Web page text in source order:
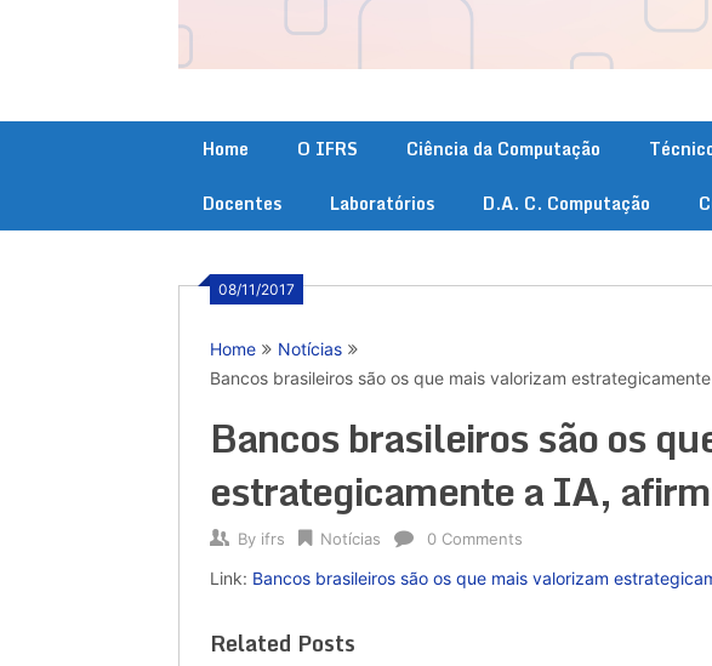
Home O IFRS Ciência da Computação
Docentes
Laboratórios D.A. C. Computação
08/11/2017
Home
Notícias
Bancos brasileiros são os que mais valorizam
Bancos brasileiros são os
estrategicamente a IA,
By ifrs Notícias 0 Comments
Link: Bancos brasileiros são os que mais valorizam
Related Posts